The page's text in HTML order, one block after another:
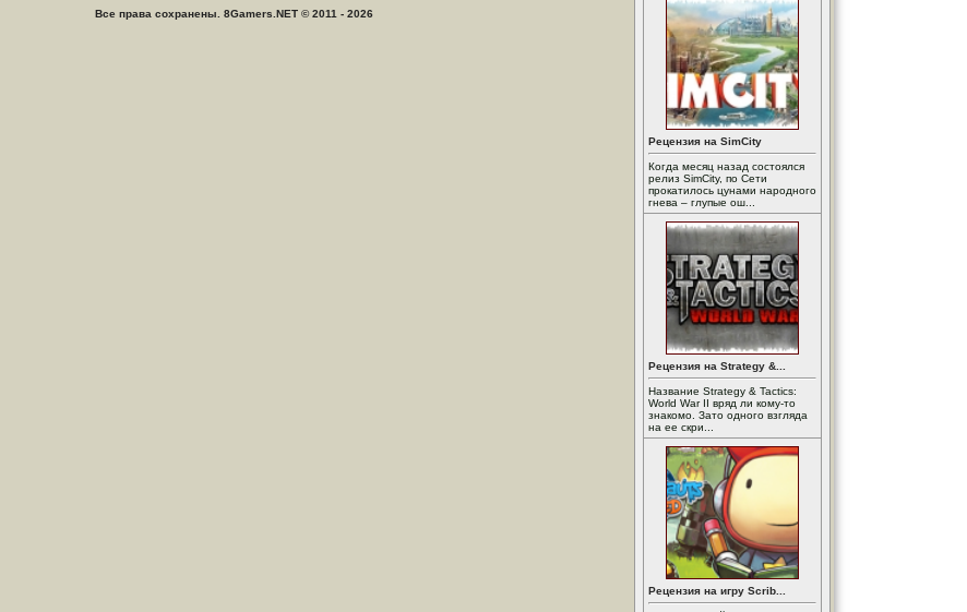
Все права сохранены. 8Gamers.NET © 2011 - 2026
Рецензия на SimCity
Когда месяц назад состоялся
релиз SimCity, по Сети
прокатилось цунами народного
гнева – глупые ош...
Рецензия на Strategy &...
Название Strategy & Tactics:
World War II вряд ли кому-то
знакомо. Зато одного взгляда
на ее скри...
Рецензия на игру Scrib...